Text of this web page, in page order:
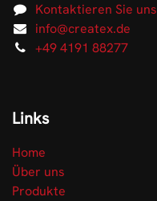
Kontaktieren Sie uns
info@createx.de
+49 4191 88277
Links
Home
Über uns
Produkte